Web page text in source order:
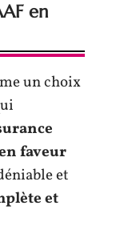
en
un choix
faveur
et
et